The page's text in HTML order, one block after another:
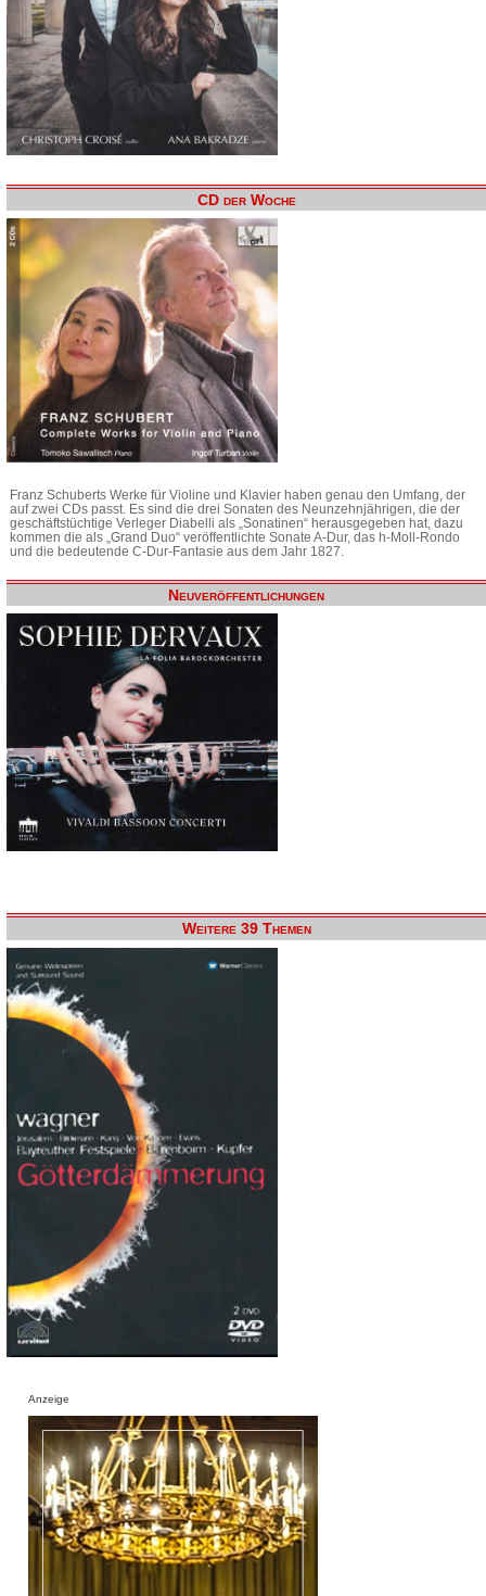
CD der Woche
Franz Schuberts Werke für Violine und Klavier haben genau den Umfang, der
auf zwei CDs passt. Es sind die drei Sonaten des Neunzehnjährigen, die der
geschäftstüchtige Verleger Diabelli als „Sonatinen“ herausgegeben hat, dazu
kommen die als „Grand Duo“ veröffentlichte Sonate A-Dur, das h-Moll-Rondo
und die bedeutende C-Dur-Fantasie aus dem Jahr 1827.
Neuveröffentlichungen
Weitere 39 Themen
Anzeige